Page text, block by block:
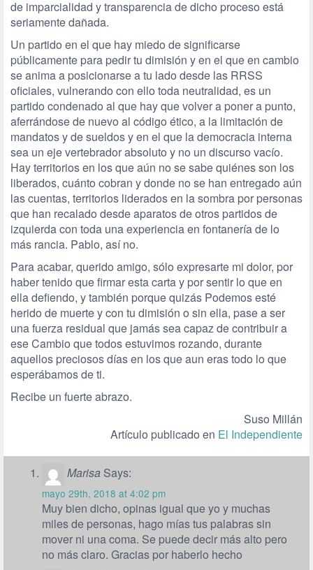
de imparcialidad y transparencia de dicho proceso está
seriamente dañada.
Un partido en el que hay miedo de significarse
públicamente para pedir tu dimisión y en el que en cambio
se anima a posicionarse a tu lado desde las RRSS
oficiales, vulnerando con ello toda neutralidad, es un
partido condenado al que hay que volver a poner a punto,
aferrándose de nuevo al código ético, a la limitación de
mandatos y de sueldos y en el que la democracia interna
sea un eje vertebrador absoluto y no un discurso vacío.
Hay territorios en los que aún no se sabe quiénes son los
liberados, cuánto cobran y donde no se han entregado aún
las cuentas, territorios liderados en la sombra por personas
que han recalado desde aparatos de otros partidos de
izquierda con toda una experiencia en fontanería de lo
más rancia. Pablo, así no.
Para acabar, querido amigo, sólo expresarte mi dolor, por
haber tenido que firmar esta carta y por sentir lo que en
ella defiendo, y también porque quizás Podemos esté
herido de muerte y con tu dimisión o sin ella, pase a ser
una fuerza residual que jamás sea capaz de contribuir a
ese Cambio que todos estuvimos rozando, durante
aquellos preciosos días en los que aun eras todo lo que
esperábamos de ti.
Recibe un fuerte abrazo.
Suso Millán
Artículo publicado en El Independiente
Marisa Says:
mayo 29th, 2018 at 4:02 pm
Muy bien dicho, opinas igual que yo y muchas
miles de personas, hago mías tus palabras sin
mover ni una coma. Se puede decir más alto pero
no más claro. Gracias por haberlo hecho